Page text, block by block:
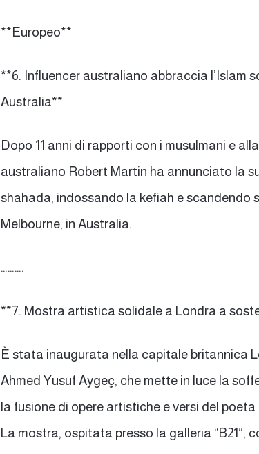
**Europeo**
**6. Influencer australiano abbraccia l’Islam
Australia**
Dopo 11 anni di rapporti con i musulmani e
australiano Robert Martin ha annunciato la
shahada, indossando la kefiah e scandendo
Melbourne, in Australia.
……….
**7. Mostra artistica solidale a Londra a
È stata inaugurata nella capitale britannica
Ahmed Yusuf Aygeç, che mette in luce la
la fusione di opere artistiche e versi del
La mostra, ospitata presso la galleria “B21”,